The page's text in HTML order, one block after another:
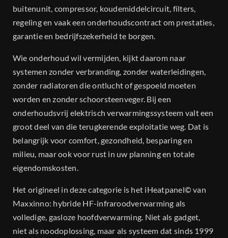
buitenunit, compressor, koudemiddelcircuit, filters,
regeling en vaak een onderhoudscontract om prestaties,
garantie en bedrijfszekerheid te borgen.
Wie onderhoud wil vermijden, kijkt daarom naar
systemen zonder verbranding, zonder waterleidingen,
zonder radiatoren die ontlucht of gespoeld moeten
worden en zonder schoorsteenveger. Bij een
onderhoudsvrij elektrisch verwarmingssysteem valt een
groot deel van die terugkerende exploitatie weg. Dat is
belangrijk voor comfort, gezondheid, besparing en
milieu, maar ook voor rust in uw planning en totale
eigendomskosten.
Het origineel in deze categorie is het iHeatpanel© van
Maxxinno: hybride HF-infraroodverwarming als
volledige, gasloze hoofdverwarming. Niet als gadget,
niet als noodoplossing, maar als systeem dat sinds 1999